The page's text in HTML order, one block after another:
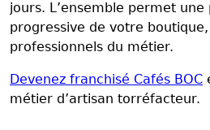
jours. L’ensemble permet une
progressive de votre
professionnels du métier.
Devenez franchisé Cafés BOC
métier d’artisan torréfacteur.